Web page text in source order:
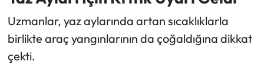
Uzmanlar, yaz aylarında artan sıcaklıklarla
birlikte araç yangınlarının da çoğaldığına dikkat
çekti.